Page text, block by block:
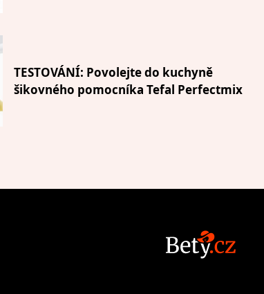
TESTOVÁNÍ: Povolejte do kuchyně
šikovného pomocníka Tefal Perfectmix